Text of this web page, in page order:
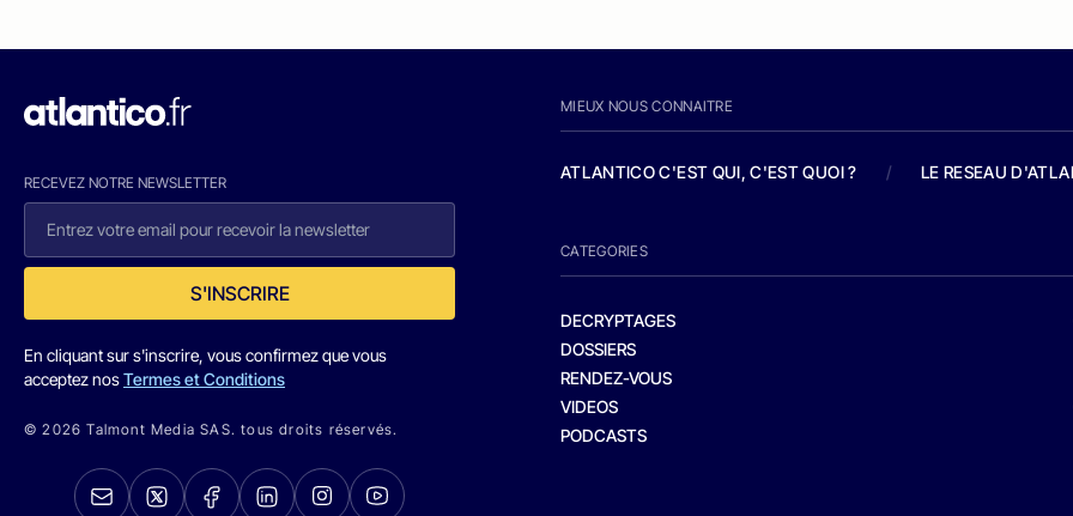
RECEVEZ NOTRE NEWSLETTER
S'INSCRIRE
En cliquant sur s'inscrire, vous confirmez que vous
acceptez nosTermes et Conditions
© 2026 Talmont Media SAS. tous droits réservés.
MIEUX NOUS CONNAITRE
ATLANTICO C'EST QUI, C'EST QUOI ? / LE RESEAU
CATEGORIES
DECRYPTAGES
DOSSIERS
RENDEZ-VOUS
VIDEOS
PODCASTS